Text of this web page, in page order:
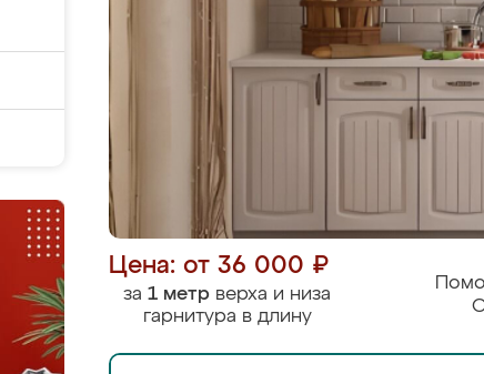
Цена: от 36 000 ₽
за 1 метр верха и низа
гарнитура в длину